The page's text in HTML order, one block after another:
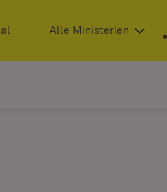
(Öffnet in neuem Fenster)
Alle Ministerien